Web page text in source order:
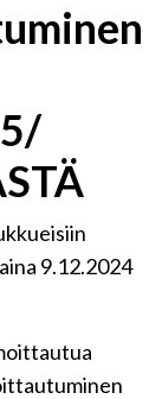
9.12.2024